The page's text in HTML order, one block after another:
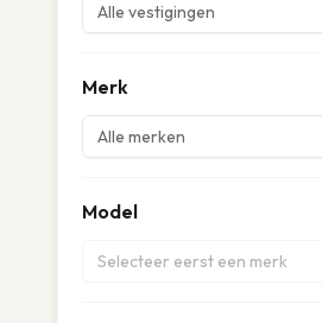
Alle vestigingen
Merk
Alle merken
Model
Selecteer eerst een merk